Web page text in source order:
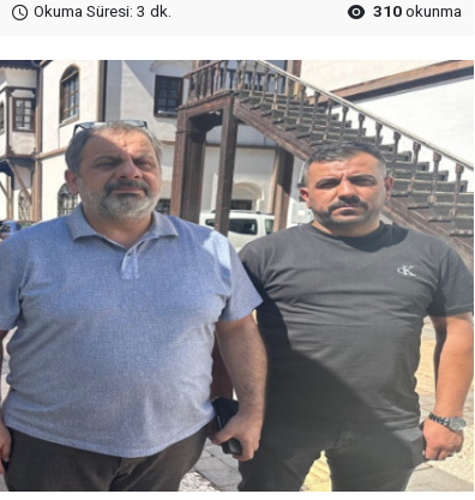
Okuma Süresi: 3 dk. 310okunma